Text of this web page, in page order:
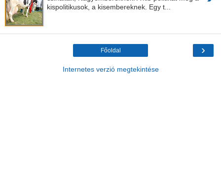
kispolitikusok, a kisembereknek. Egy t...
›
Főoldal
Internetes verzió megtekintése